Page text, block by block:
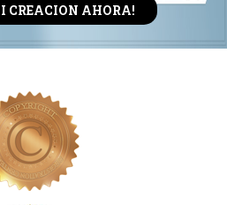
CREACION AHORA!